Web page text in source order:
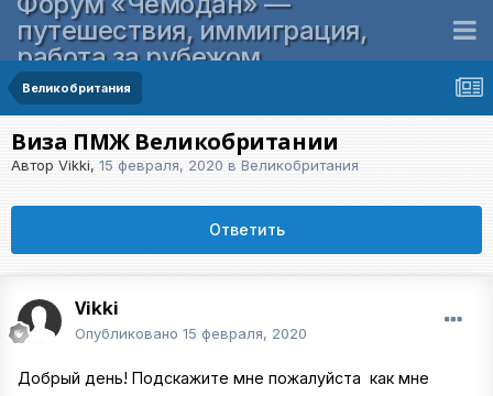
путешествия, иммиграция,
работа за рубежом
Великобритания
Виза ПМЖ Великобритании
Автор Vikki, 15 февраля, 2020 в Великобритания
Ответить
Vikki
Опубликовано 15 февраля, 2020
Добрый день! Подскажите мне пожалуйста как мне